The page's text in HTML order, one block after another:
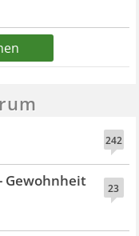
242
23
Gewohnheit